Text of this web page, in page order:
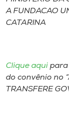
CPA
Editora
A FUNDACAO
CATARINA
Clique aqui para
do convênio no
TRANSFERE